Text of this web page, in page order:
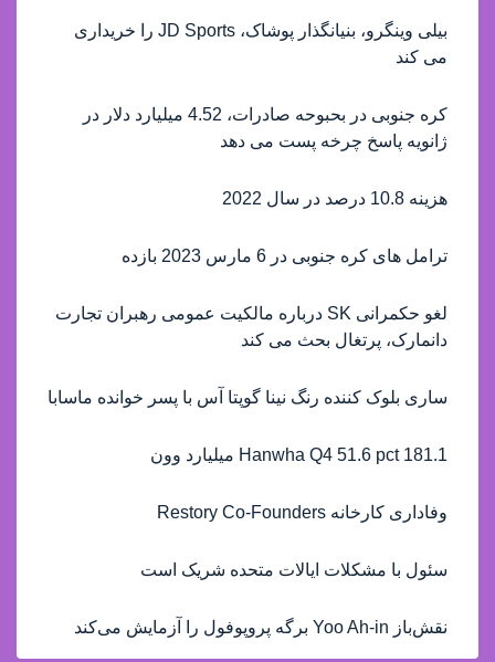
بیلی وینگرو، بنیانگذار پوشاک، JD Sports را خریداری
می کند
کره جنوبی در بحبوحه صادرات، 4.52 میلیارد دلار در
ژانویه پاسخ چرخه پست می دهد
هزینه 10.8 درصد در سال 2022
ترامل های کره جنوبی در 6 مارس 2023 بازده
لغو حکمرانی SK درباره مالکیت عمومی رهبران تجارت
دانمارک، پرتغال بحث می کند
ساری بلوک کننده رنگ نینا گوپتا آس با پسر خوانده ماسابا
Hanwha Q4 51.6 pct 181.1 میلیارد وون
وفاداری کارخانه Restory Co-Founders
سئول با مشکلات ایالات متحده شریک است
نقش‌باز Yoo Ah-in برگه پروپوفول را آزمایش می‌کند